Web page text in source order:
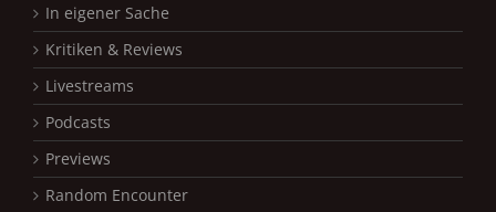
In eigener Sache
Kritiken & Reviews
Livestreams
Podcasts
Previews
Random Encounter